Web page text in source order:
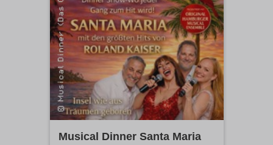
Musical Dinner Santa Maria